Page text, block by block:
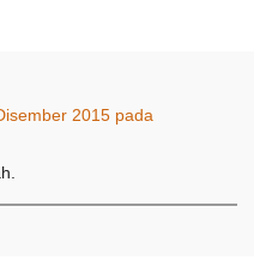
2015 pada